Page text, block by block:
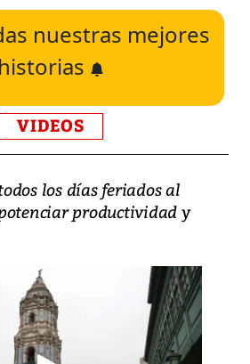
nuestras mejores
historias
VIDEOS
los días feriados al
productividad y